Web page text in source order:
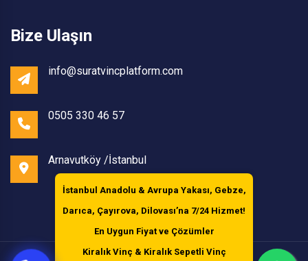
İstanbul Anadolu & Avrupa Yakası, Gebze,
Darıca, Çayırova, Dilovası’na 7/24 Hizmet!
En Uygun Fiyat ve Çözümler
Kiralık Vinç & Kiralık Sepetli Vinç
Bize Ulaşın
info@suratvincplatform.com
0505 330 46 57
Arnavutköy /İstanbul